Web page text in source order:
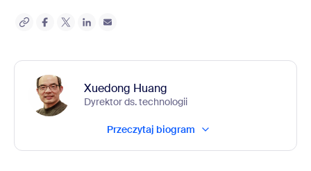
Xuedong Huang
Dyrektor ds. technologii
Przeczytaj biogram